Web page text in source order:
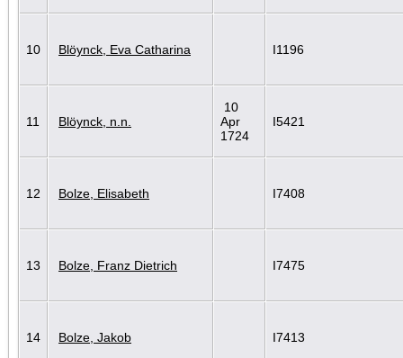
10 Blöynck, Eva Catharina I1196
11 Blöynck, n.n.
10
Apr
1724
I5421
12 Bolze, Elisabeth I7408
13 Bolze, Franz Dietrich I7475
14 Bolze, Jakob I7413